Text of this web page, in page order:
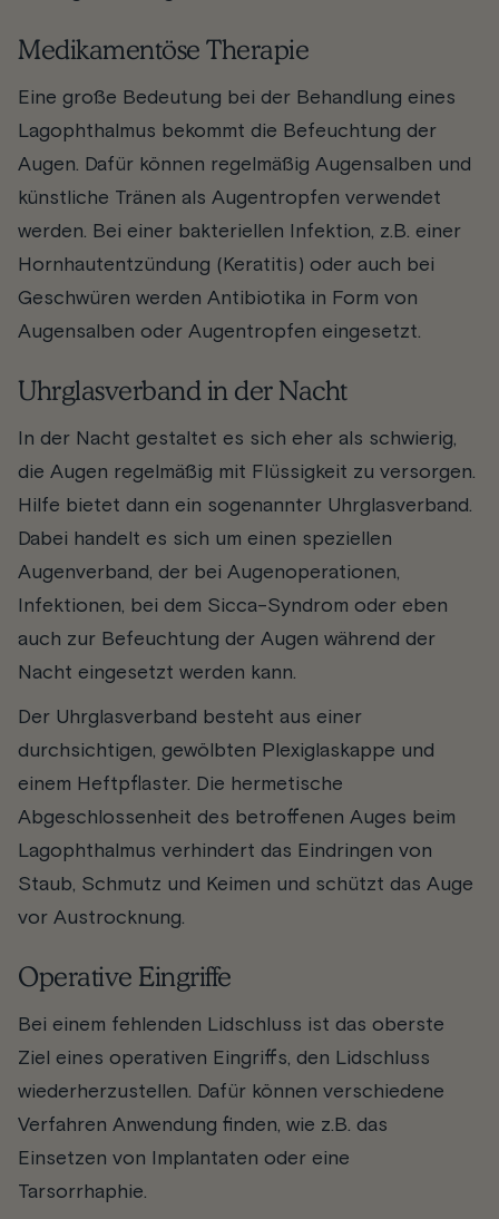
Medikamentöse Therapie
Eine große Bedeutung bei der Behandlung eines
Lagophthalmus bekommt die Befeuchtung der
Augen. Dafür können regelmäßig Augensalben und
künstliche Tränen als Augentropfen verwendet
werden. Bei einer bakteriellen Infektion, z.B. einer
Hornhautentzündung (Keratitis) oder auch bei
Geschwüren werden Antibiotika in Form von
Augensalben oder Augentropfen eingesetzt.
Uhrglasverband in der Nacht
In der Nacht gestaltet es sich eher als schwierig,
die Augen regelmäßig mit Flüssigkeit zu versorgen.
Hilfe bietet dann ein sogenannter Uhrglasverband.
Dabei handelt es sich um einen speziellen
Augenverband, der bei Augenoperationen,
Infektionen, bei dem Sicca-Syndrom oder eben
auch zur Befeuchtung der Augen während der
Nacht eingesetzt werden kann.
Der Uhrglasverband besteht aus einer
durchsichtigen, gewölbten Plexiglaskappe und
einem Heftpflaster. Die hermetische
Abgeschlossenheit des betroffenen Auges beim
Lagophthalmus verhindert das Eindringen von
Staub, Schmutz und Keimen und schützt das Auge
vor Austrocknung.
Operative Eingriffe
Bei einem fehlenden Lidschluss ist das oberste
Ziel eines operativen Eingriffs, den Lidschluss
wiederherzustellen. Dafür können verschiedene
Verfahren Anwendung finden, wie z.B. das
Einsetzen von Implantaten oder eine
Tarsorrhaphie.